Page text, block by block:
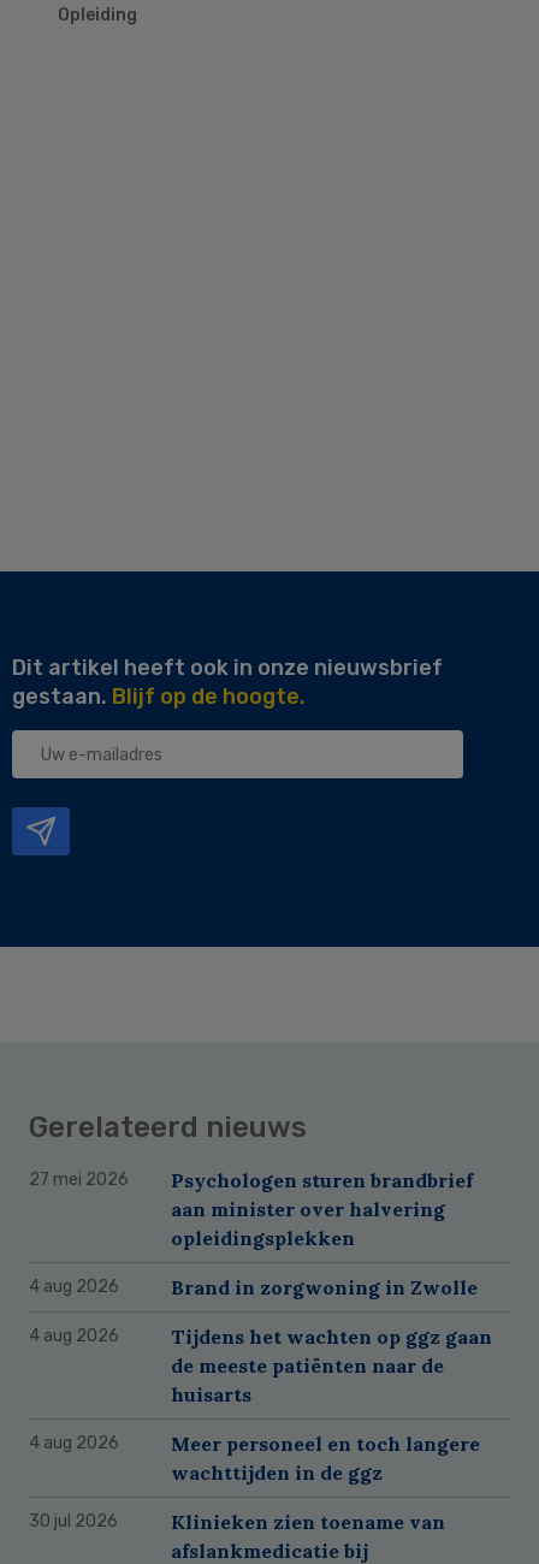
Opleiding
Dit artikel heeft ook in onze nieuwsbrief
gestaan. Blijf op de hoogte.
Uw
Gerelateerd nieuws
27 mei 2026
Psychologen sturen brandbrief
aan minister over halvering
opleidingsplekken
4 aug 2026 Brand in zorgwoning in Zwolle
4 aug 2026
Tijdens het wachten op ggz gaan
de meeste patiënten naar de
huisarts
4 aug 2026
Meer personeel en toch langere
wachttijden in de ggz
30 jul 2026
Klinieken zien toename van
afslankmedicatie bij